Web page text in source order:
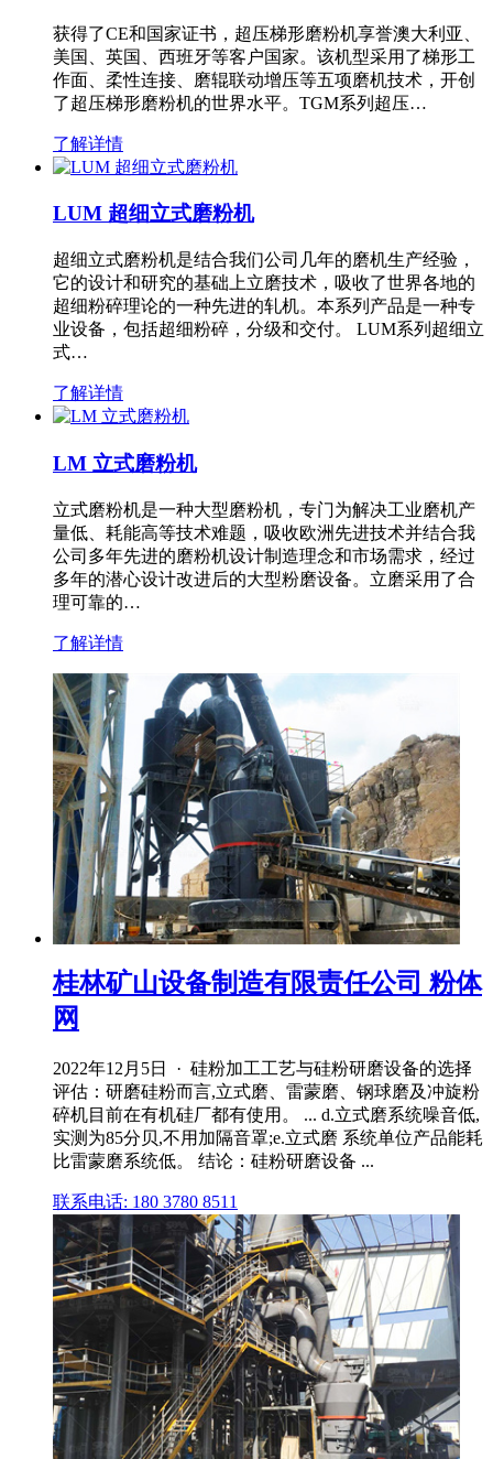
获得了CE和国家证书，超压梯形磨粉机享誉澳大利亚、
美国、英国、西班牙等客户国家。该机型采用了梯形工
作面、柔性连接、磨辊联动增压等五项磨机技术，开创
了超压梯形磨粉机的世界水平。TGM系列超压…
了解详情
LUM 超细立式磨粉机
超细立式磨粉机是结合我们公司几年的磨机生产经验，
它的设计和研究的基础上立磨技术，吸收了世界各地的
超细粉碎理论的一种先进的轧机。本系列产品是一种专
业设备，包括超细粉碎，分级和交付。 LUM系列超细立
式…
了解详情
LM 立式磨粉机
立式磨粉机是一种大型磨粉机，专门为解决工业磨机产
量低、耗能高等技术难题，吸收欧洲先进技术并结合我
公司多年先进的磨粉机设计制造理念和市场需求，经过
多年的潜心设计改进后的大型粉磨设备。立磨采用了合
理可靠的…
了解详情
桂林矿山设备制造有限责任公司 粉体
网
2022年12月5日 · 硅粉加工工艺与硅粉研磨设备的选择
评估：研磨硅粉而言,立式磨、雷蒙磨、钢球磨及冲旋粉
碎机目前在有机硅厂都有使用。 ... d.立式磨系统噪音低,
实测为85分贝,不用加隔音罩;e.立式磨 系统单位产品能耗
比雷蒙磨系统低。 结论：硅粉研磨设备 ...
联系电话: 180 3780 8511